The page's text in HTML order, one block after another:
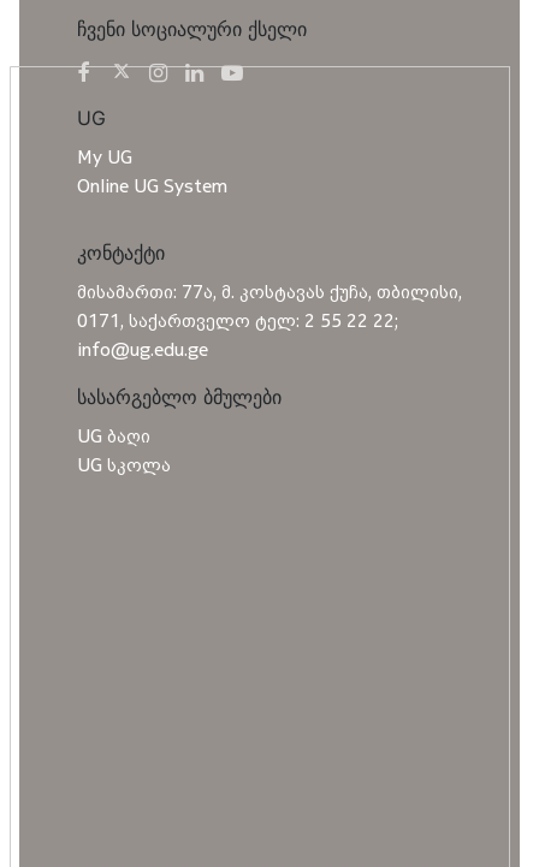
ჩვენი სოციალური ქსელი
UG
My UG
Online UG System
კონტაქტი
მისამართი: 77ა, მ. კოსტავას ქუჩა, თბილისი,
0171, საქართველო ტელ: 2 55 22 22;
info@ug.edu.ge
სასარგებლო ბმულები
UG ბაღი
UG სკოლა